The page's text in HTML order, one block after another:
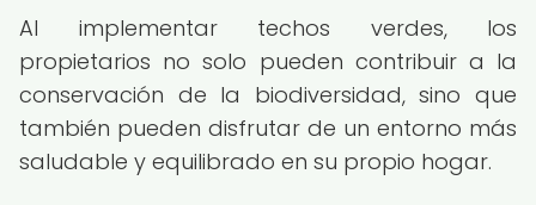
Al implementar techos verdes, los
propietarios no solo pueden contribuir a la
conservación de la biodiversidad, sino que
también pueden disfrutar de un entorno más
saludable y equilibrado en su propio hogar.